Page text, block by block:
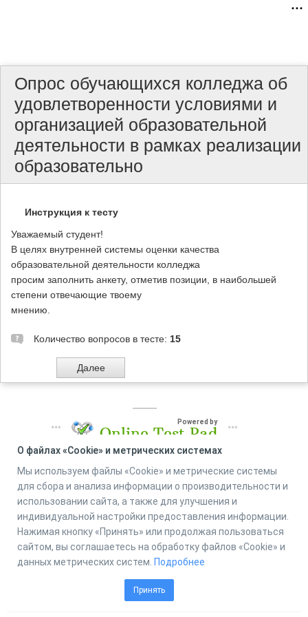
Опрос обучающихся колледжа об
удовлетворенности условиями и
организацией образовательной
деятельности в рамках реализации
образовательно
Инструкция к тесту
Уважаемый студент!
В целях внутренней системы оценки качества
образовательной деятельности колледжа
просим заполнить анкету, отметив позиции, в наибольшей
степени отвечающие твоему
мнению.
Количество вопросов в тесте: 15
Powered by
Online Test Pad
О файлах «Cookie» и метрических системах
Мы используем файлы «Cookie» и метрические системы
для сбора и анализа информации о производительности и
использовании сайта, а также для улучшения и
индивидуальной настройки предоставления информации.
Нажимая кнопку «Принять» или продолжая пользоваться
сайтом, вы соглашаетесь на обработку файлов «Cookie» и
данных метрических систем. Подробнее
Принять